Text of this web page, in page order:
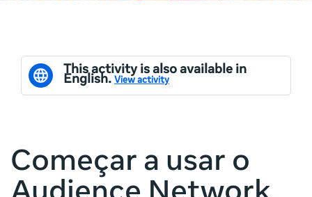
This activity is also available in
English. View activity
Começar a usar o